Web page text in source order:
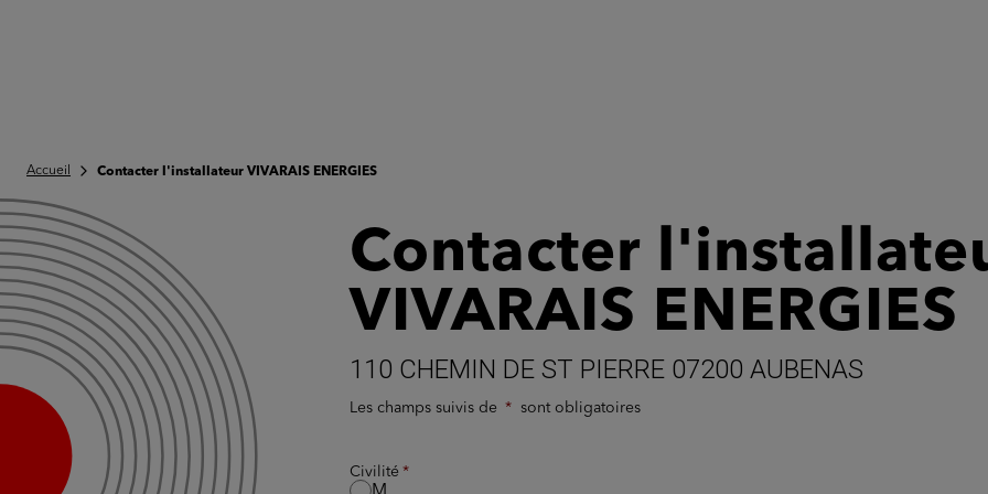
Accueil Contacter l'installateur VIVARAIS ENERGIES
Contacter
VIVARAIS ENERGIES
110 CHEMIN DE ST PIERRE 07200 AUBENAS
Les champs suivis de sont obligatoires
Civilité